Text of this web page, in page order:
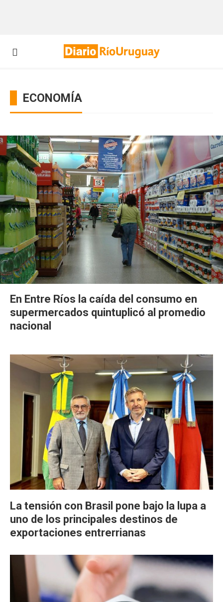
ECONOMÍA
En Entre Ríos la caída del consumo en
supermercados quintuplicó al promedio
nacional
La tensión con Brasil pone bajo la lupa a
uno de los principales destinos de
exportaciones entrerrianas